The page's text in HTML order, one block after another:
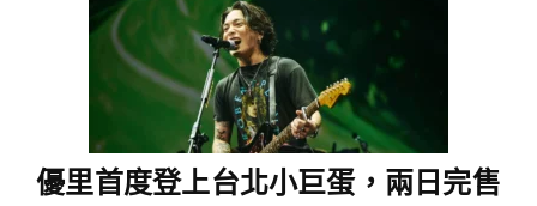
優里首度登上台北小巨蛋，兩日完售